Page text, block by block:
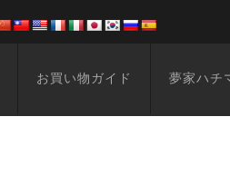
お買い物ガイド 夢家ハチ